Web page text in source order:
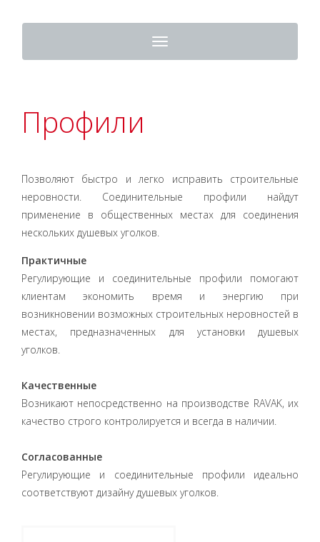
Toggle
navigation
Профили
Позволяют быстро и легко исправить строительные
неровности. Соединительные профили найдут
применение в общественных местах для соединения
нескольких душевых уголков.
Практичные
Регулирующие и соединительные профили помогают
клиентам экономить время и энергию при
возникновении возможных строительных неровностей в
местах, предназначенных для установки душевых
уголков.
Качественные
Возникают непосредственно на производстве RAVAK, их
качество строго контролируется и всегда в наличии.
Согласованные
Регулирующие и соединительные профили идеально
соответствуют дизайну душевых уголков.